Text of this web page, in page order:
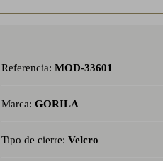
Referencia: MOD-33601
Marca: GORILA
Tipo de cierre: Velcro